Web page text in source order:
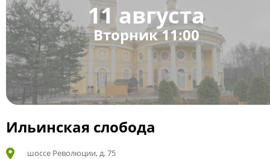
11 августа
Вторник 11:00
Ильинская слобода
шоссе Революции, д. 75